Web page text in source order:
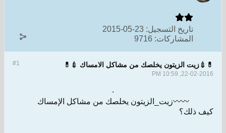
تاريخ التسجيل: 23-05-2015
المشاركات: 9716
#1 💊💉زيت الزيتون يخلصك من مشاكل الامساك 💉💊
22-02-2016, 10:59 PM
.
〰〰زيت_الزيتون يخلصك من مشاكل الإمساك
كيف ذلك؟